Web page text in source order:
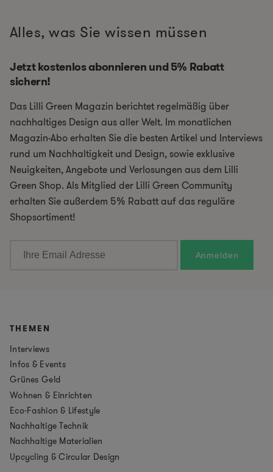
Alles, was Sie wissen müssen
Jetzt kostenlos abonnieren und 5% Rabatt
sichern!
Das Lilli Green Magazin berichtet regelmäßig über
nachhaltiges Design aus aller Welt. Im monatlichen
Magazin-Abo erhalten Sie die besten Artikel und Interviews
rund um Nachhaltigkeit und Design, sowie exklusive
Neuigkeiten, Angebote und Verlosungen aus dem Lilli
Green Shop. Als Mitglied der Lilli Green Community
erhalten Sie außerdem 5% Rabatt auf das reguläre
Shopsortiment!
THEMEN
Interviews
Infos & Events
Grünes Geld
Wohnen & Einrichten
Eco-Fashion & Lifestyle
Nachhaltige Technik
Nachhaltige Materialien
Upcycling & Circular Design